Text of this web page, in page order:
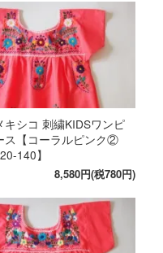
キシコ 刺繍KIDSワンピ
ス【コーラルピンク②
140】
8,580円(税780円)